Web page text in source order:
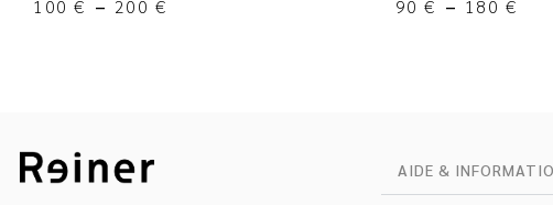
100 € – 200 € 90 € – 180 €
AIDE &